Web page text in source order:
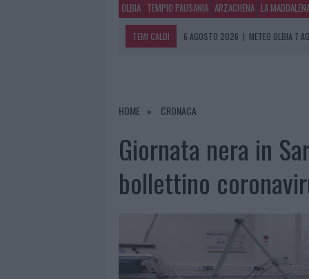
OLBIA TEMPIO PAUSANIA ARZACHENA LA
TEMI CALDI 6 AGOSTO 2026 | METEO OLBIA 7
6 AGOSTO 2026
|
HOME CRONACA
Giornata nera in
bollettino